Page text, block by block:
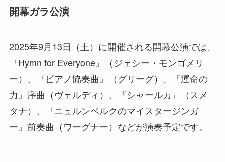
開幕ガラ公演
2025年9月13日（土）に開催される開幕公演では、
『Hymn for Everyone』（ジェシー・モンゴメリ
ー）、『ピアノ協奏曲』（グリーグ）、『運命の
力』序曲（ヴェルディ）、『シャールカ』（スメ
タナ）、『ニュルンベルクのマイスタージンガ
ー』前奏曲（ワーグナー）などが演奏予定です。